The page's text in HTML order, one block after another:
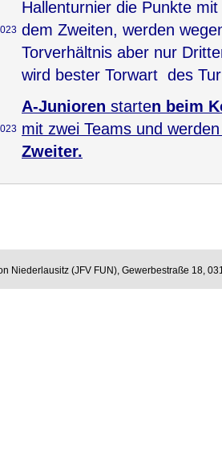
Hallenturnier die Punkte
dem Zweiten, werden
Torverhältnis aber nur
wird bester Torwart des
A-Junioren starten beim
mit zwei Teams und
Zweiter.
Niederlausitz (JFV FUN), Gewerbestraße 18,